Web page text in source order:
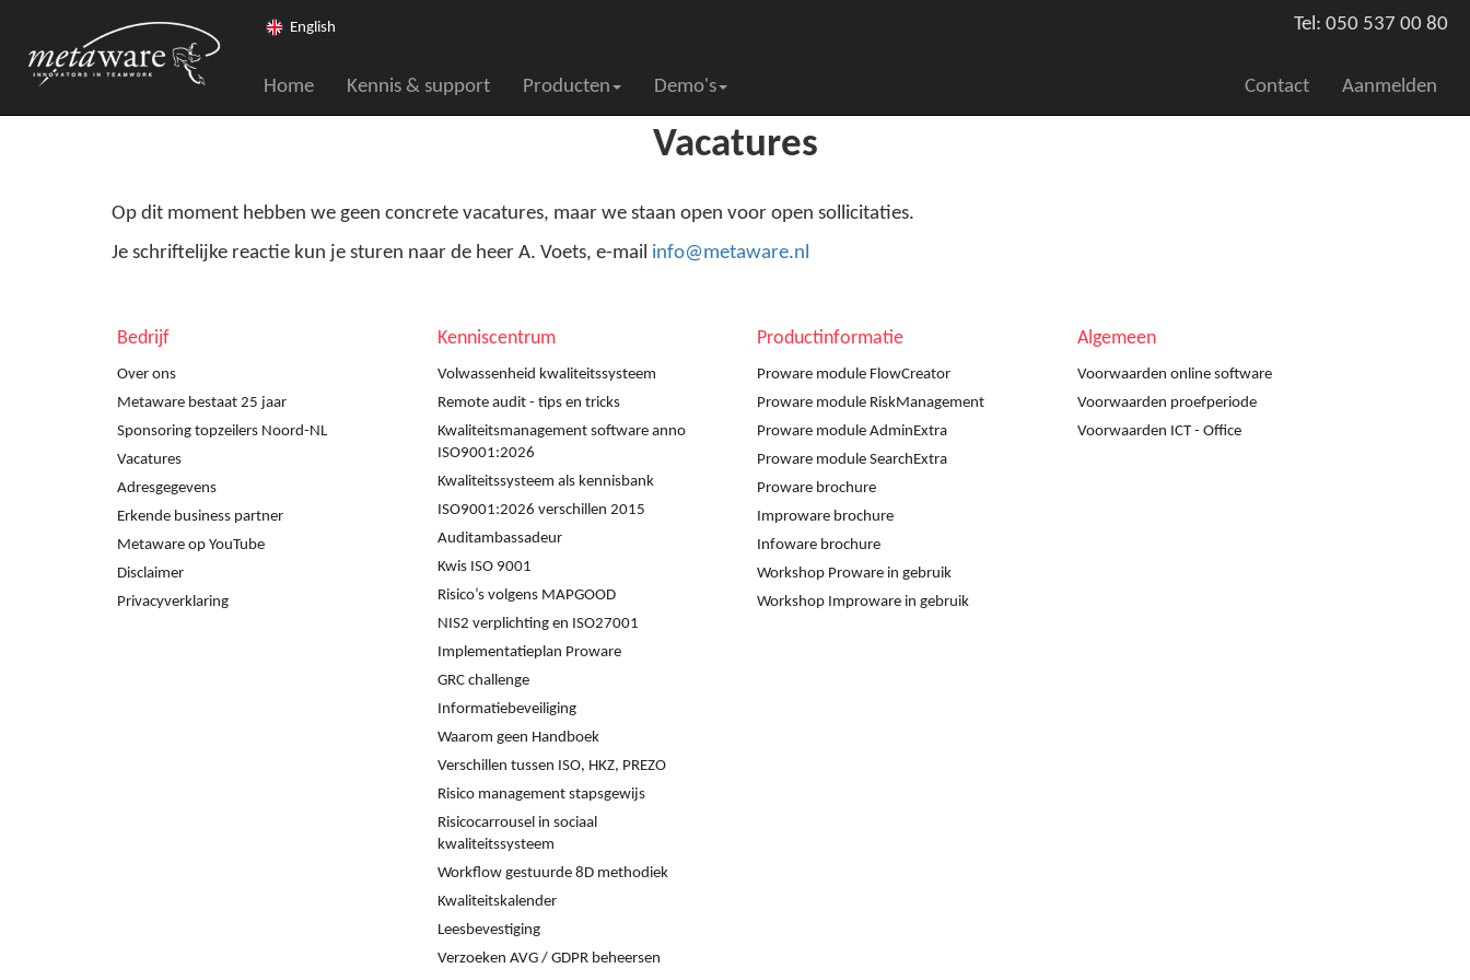
English Tel: 050 537 00 80
Home Kennis & support Producten Demo's Contact Aanmelden
Vacatures
Op dit moment hebben we geen concrete vacatures, maar we staan open voor open sollicitaties.
Je schriftelijke reactie kun je sturen naar de heer A. Voets, e-mail info@metaware.nl
Bedrijf
Over ons
Metaware bestaat 25 jaar
Sponsoring topzeilers Noord-NL
Vacatures
Adresgegevens
Erkende business partner
Metaware op YouTube
Disclaimer
Privacyverklaring
Kenniscentrum
Volwassenheid kwaliteitssysteem
Remote audit - tips en tricks
Kwaliteitsmanagement software anno
ISO9001:2026
Kwaliteitssysteem als kennisbank
ISO9001:2026 verschillen 2015
Auditambassadeur
Kwis ISO 9001
Risico’s volgens MAPGOOD
NIS2 verplichting en ISO27001
Implementatieplan Proware
GRC challenge
Informatiebeveiliging
Waarom geen Handboek
Verschillen tussen ISO, HKZ, PREZO
Risico management stapsgewijs
Risicocarrousel in sociaal
kwaliteitssysteem
Workflow gestuurde 8D methodiek
Kwaliteitskalender
Leesbevestiging
Verzoeken AVG / GDPR beheersen
Productinformatie
Proware module FlowCreator
Proware module RiskManagement
Proware module AdminExtra
Proware module SearchExtra
Proware brochure
Improware brochure
Infoware brochure
Workshop Proware in gebruik
Workshop Improware in gebruik
Algemeen
Voorwaarden online software
Voorwaarden proefperiode
Voorwaarden ICT - Office